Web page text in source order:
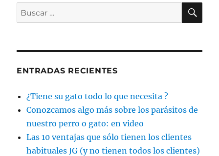
Buscar
por:
ENTRADAS RECIENTES
¿Tiene su gato todo lo que necesita ?
Conozcamos algo más sobre los parásitos de
nuestro perro o gato: en video
Las 10 ventajas que sólo tienen los clientes
habituales JG (y no tienen todos los clientes)